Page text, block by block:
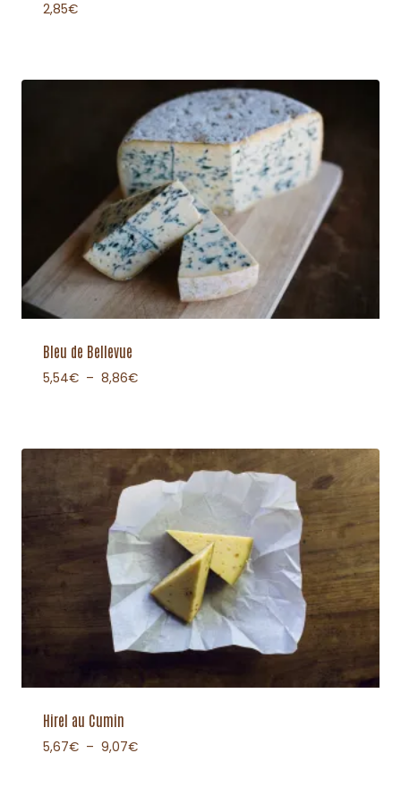
2,85€
Bleu de Bellevue
5,54€ – 8,86€
Hirel au Cumin
5,67€ – 9,07€